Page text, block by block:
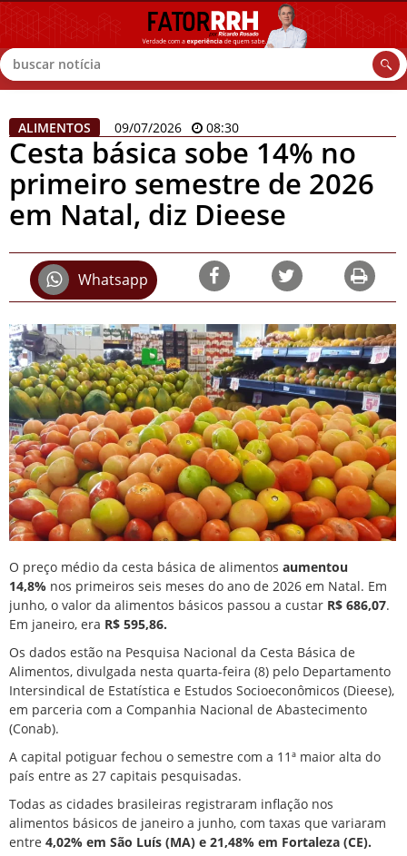
Buscar
ALIMENTOS 09/07/2026 08:30
Cesta básica sobe 14% no
primeiro semestre de 2026
em Natal, diz Dieese
Whatsapp
O preço médio da cesta básica de alimentos aumentou
14,8% nos primeiros seis meses do ano de 2026 em Natal. Em
junho, o valor da alimentos básicos passou a custar R$ 686,07.
Em janeiro, era R$ 595,86.
Os dados estão na Pesquisa Nacional da Cesta Básica de
Alimentos, divulgada nesta quarta-feira (8) pelo Departamento
Intersindical de Estatística e Estudos Socioeconômicos (Dieese),
em parceria com a Companhia Nacional de Abastecimento
(Conab).
A capital potiguar fechou o semestre com a 11ª maior alta do
país entre as 27 capitais pesquisadas.
Todas as cidades brasileiras registraram inflação nos
alimentos básicos de janeiro a junho, com taxas que variaram
entre 4,02% em São Luís (MA) e 21,48% em Fortaleza (CE).